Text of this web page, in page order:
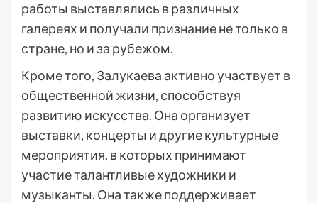
работы выставлялись в различных
галереях и получали признание не только в
стране, но и за рубежом.
Кроме того, Залукаева активно участвует в
общественной жизни, способствуя
развитию искусства. Она организует
выставки, концерты и другие культурные
мероприятия, в которых принимают
участие талантливые художники и
музыканты. Она также поддерживает